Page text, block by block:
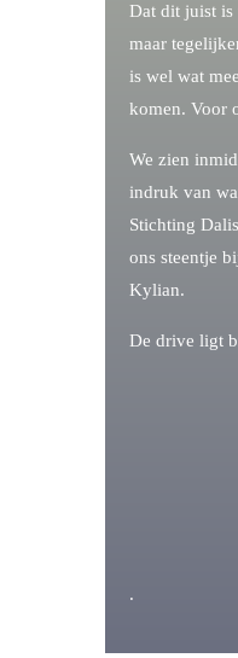
Dat dit juist is
maar
is wel wat
komen. Voor
We zien
indruk van
Stichting
ons steentje
Kylian.
De drive ligt
.